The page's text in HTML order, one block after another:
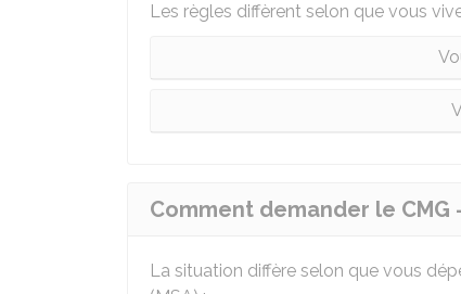
Les règles diffèrent selon que vous
Comment demander le CMG
La situation diffère selon que vous